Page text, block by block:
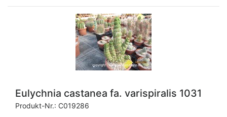
Eulychnia castanea fa. varispiralis 1031
Produkt-Nr.: C019286